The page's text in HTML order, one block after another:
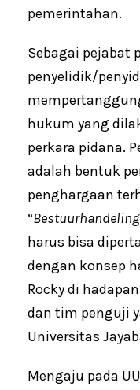
pemerintahan.
Sebagai pejabat
penyelidik/
hukum yang
perkara pidana.
adalah bentuk
penghargaan
“
harus bisa
dengan konsep
Rocky di
dan tim penguji
Universitas
Mengaju pada